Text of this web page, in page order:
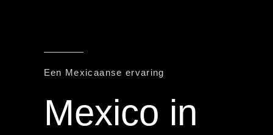
Een Mexicaanse ervaring
Mexico in